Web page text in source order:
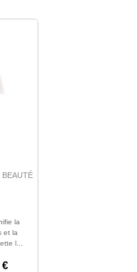
BEAUTÉ
la
et la
l...
€